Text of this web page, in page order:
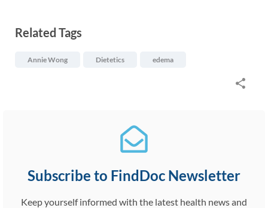
Related Tags
Annie Wong Dietetics edema
Subscribe to FindDoc Newsletter
Keep yourself informed with the latest health news and